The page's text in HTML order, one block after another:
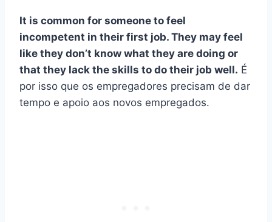
It is common for someone to feel
incompetent in their first job. They may feel
like they don’t know what they are doing or
that they lack the skills to do their job well. É
por isso que os empregadores precisam de dar
tempo e apoio aos novos empregados.